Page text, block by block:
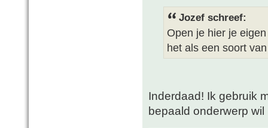
Jozef schreef:
Open je hier je
het als een soort
Inderdaad! Ik gebruik
bepaald onderwerp